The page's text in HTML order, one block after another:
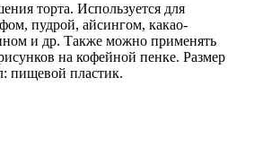
торта. Используется для
пудрой, айсингом, какао-
и др. Также можно применять
на кофейной пенке. Размер
пищевой пластик.